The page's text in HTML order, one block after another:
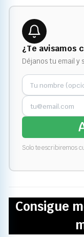
¿Te avisamos
Déjanos tu email y
Solo te escribiremos
Consigue